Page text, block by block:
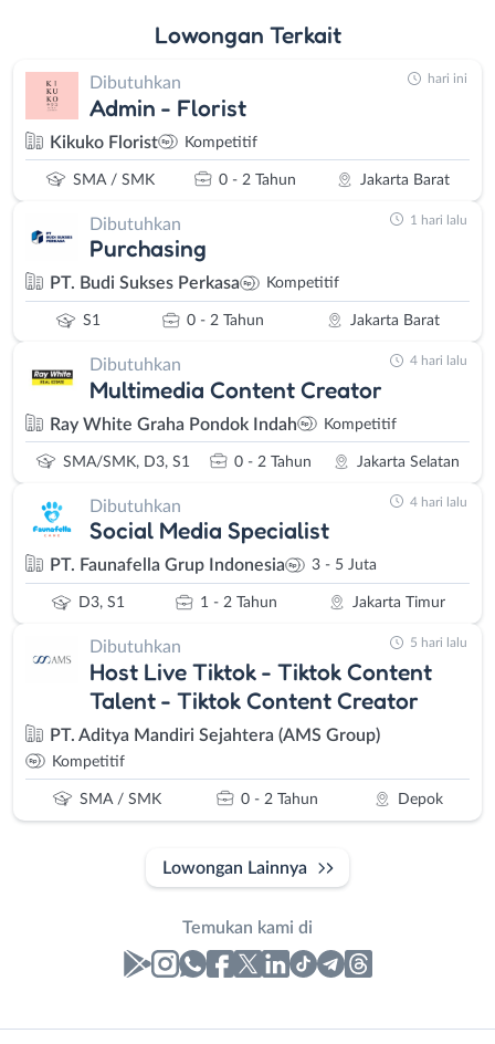
Lowongan Terkait
Dibutuhkan
Admin - Florist
Kikuko Florist Kompetitif
SMA / SMK 0 - 2 Tahun Jakarta Barat
hari ini
Dibutuhkan
Purchasing
PT. Budi Sukses Perkasa Kompetitif
S1 0 - 2 Tahun Jakarta Barat
1 hari lalu
Dibutuhkan
Multimedia Content Creator
Ray White Graha Pondok Indah Kompetitif
SMA/SMK, D3, S1 0 - 2 Tahun Jakarta Selatan
4 hari lalu
Dibutuhkan
Social Media Specialist
PT. Faunafella Grup Indonesia 3 - 5 Juta
D3, S1 1 - 2 Tahun Jakarta Timur
4 hari lalu
Dibutuhkan
Host Live Tiktok - Tiktok Content
Talent - Tiktok Content Creator
PT. Aditya Mandiri Sejahtera (AMS Group)
Kompetitif
SMA / SMK 0 - 2 Tahun Depok
5 hari lalu
Lowongan Lainnya
Temukan kami di